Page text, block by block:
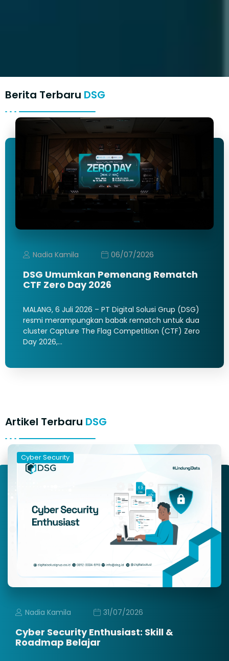
Berita Terbaru DSG
Nadia Kamila 06/07/2026
DSG Umumkan Pemenang Rematch
CTF Zero Day 2026
MALANG, 6 Juli 2026 – PT Digital Solusi Grup (DSG)
resmi merampungkan babak rematch untuk dua
cluster Capture The Flag Competition (CTF) Zero
Day 2026,…
Artikel Terbaru DSG
Cyber Security
Nadia Kamila 31/07/2026
Cyber Security Enthusiast: Skill &
Roadmap Belajar